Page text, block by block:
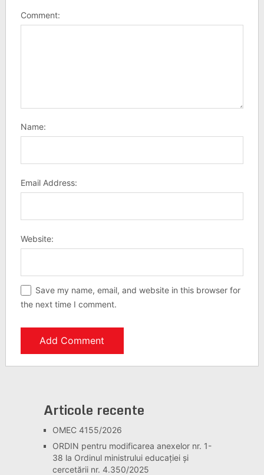
Comment:
Name:
Email Address:
Website:
Save my name, email, and website in this browser for
the next time I comment.
Articole recente
OMEC 4155/2026
ORDIN pentru modificarea anexelor nr. 1-
38 la Ordinul ministrului educației și
cercetării nr. 4.350/2025